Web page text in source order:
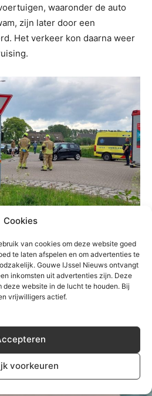
Cookies
van cookies om deze website goed
te laten afspelen en om advertenties te
Gouwe IJssel Nieuws ontvangt
inkomsten uit advertenties zijn. Deze
website in de lucht te houden. Bij
vrijwilligers actief.
voorkeuren
waaronder de auto
zijn later door een
Het verkeer kon daarna weer